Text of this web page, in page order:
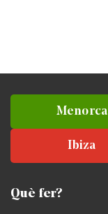
Menorca
Ibiza
Què fer?